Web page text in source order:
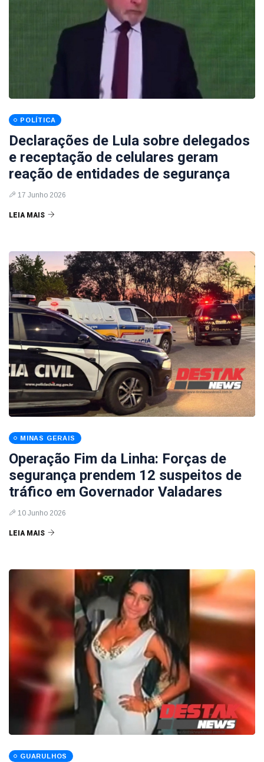
POLÍTICA
Declarações de Lula sobre delegados
e receptação de celulares geram
reação de entidades de segurança
17 Junho 2026
LEIA MAIS
MINAS GERAIS
Operação Fim da Linha: Forças de
segurança prendem 12 suspeitos de
tráfico em Governador Valadares
10 Junho 2026
LEIA MAIS
GUARULHOS